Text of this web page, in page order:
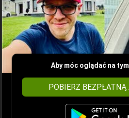
Aby móc oglądać na
POBIERZ